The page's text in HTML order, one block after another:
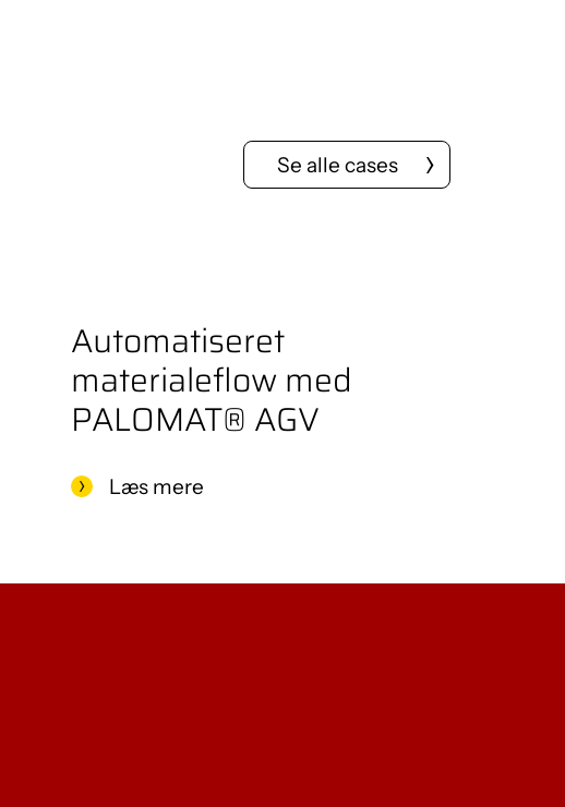
Se alle cases
Automatiseret
materialeflow med
PALOMAT® AGV
Læs mere